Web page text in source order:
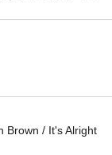
Brown / It's Alright